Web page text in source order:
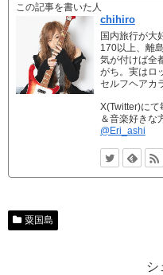
この記事を書いた人
chihiro
国内旅行が大
170以上、離
気が付けば全
がち。実はロ
セルフヘアカ
X(Twitter)に
＆音楽好きな
@Eri_ashi
粟国島
シ